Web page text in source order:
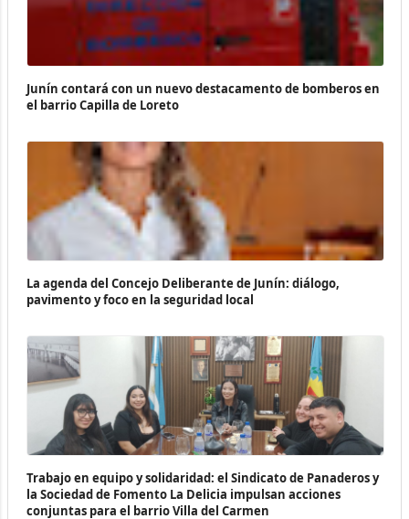
Junín contará con un nuevo destacamento de bomberos en
el barrio Capilla de Loreto
La agenda del Concejo Deliberante de Junín: diálogo,
pavimento y foco en la seguridad local
Trabajo en equipo y solidaridad: el Sindicato de Panaderos y
la Sociedad de Fomento La Delicia impulsan acciones
conjuntas para el barrio Villa del Carmen